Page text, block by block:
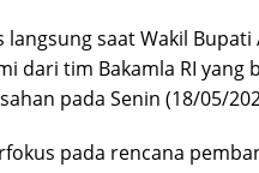
saat Wakil Bupati
dari tim Bakamla RI yang
pada Senin (18/05/
pada rencana